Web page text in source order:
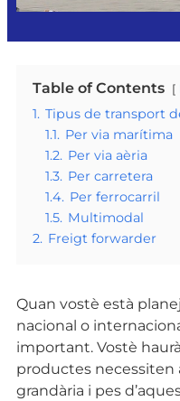
Table of Contents
1. Tipus de transport
1.1. Per via marítima
1.2. Per via aèria
1.3. Per carretera
1.4. Per ferrocarril
1.5. Multimodal
2. Freigt forwarder
Quan vostè està
nacional o
important. Vostè
productes necessiten
grandària i pes